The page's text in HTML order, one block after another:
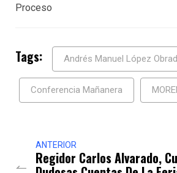
Proceso
Tags: Andrés Manuel López
Conferencia Mañanera
ANTERIOR
Regidor Carlos Alvarado,